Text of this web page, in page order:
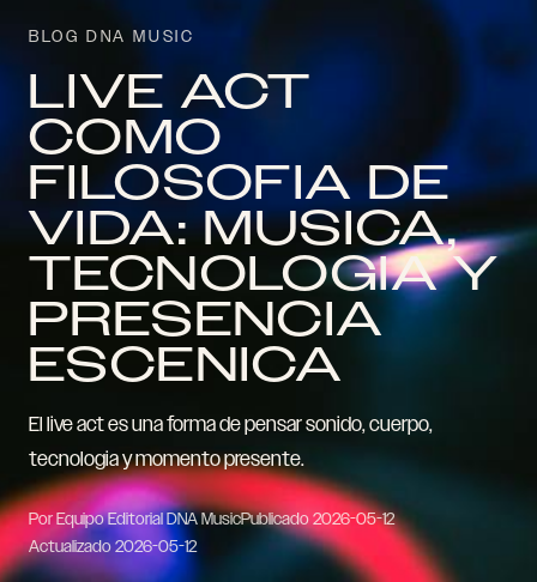
BLOG DNA MUSIC
LIVE ACT
COMO
FILOSOFIA DE
VIDA: MUSICA,
TECNOLOGIA Y
PRESENCIA
ESCENICA
El live act es una forma de pensar sonido, cuerpo,
tecnologia y momento presente.
Por Equipo Editorial DNA MusicPublicado2026-05-12
Actualizado2026-05-12